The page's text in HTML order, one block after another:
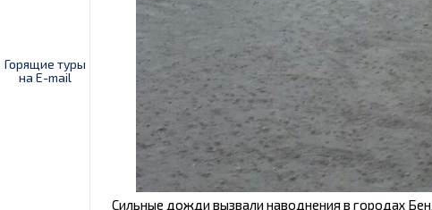
Горящие туры
на E-mail
Сильные дожди вызвали наводнения в городах